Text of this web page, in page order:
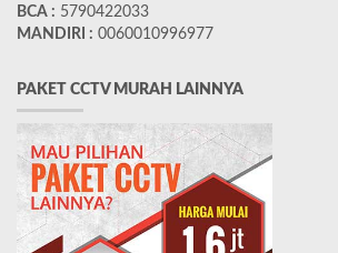
BCA : 5790422033
MANDIRI : 0060010996977
PAKET CCTV MURAH LAINNYA